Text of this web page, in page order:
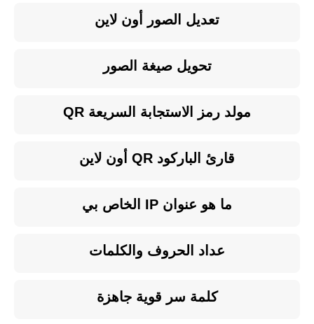
تعديل الصور أون لاين
تحويل صيغة الصور
مولد رمز الاستجابة السريعة QR
قارئ الباركود QR أون لاين
ما هو عنوان IP الخاص بي
عداد الحروف والكلمات
كلمة سر قوية جاهزة